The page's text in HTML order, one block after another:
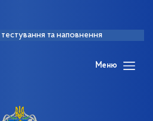
та наповнення
Меню